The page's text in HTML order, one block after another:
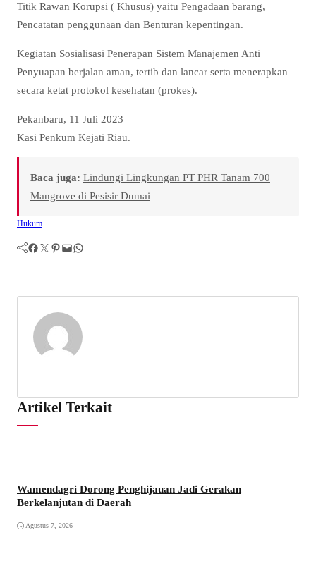
Titik Rawan Korupsi ( Khusus) yaitu Pengadaan barang,
Pencatatan penggunaan dan Benturan kepentingan.
Kegiatan Sosialisasi Penerapan Sistem Manajemen Anti
Penyuapan berjalan aman, tertib dan lancar serta menerapkan
secara ketat protokol kesehatan (prokes).
Pekanbaru, 11 Juli 2023
Kasi Penkum Kejati Riau.
Baca juga: Lindungi Lingkungan PT PHR Tanam 700
Mangrove di Pesisir Dumai
Hukum
Facebook Twitter Pinterest Mail WhatsApp
Artikel Terkait
Wamendagri Dorong Penghijauan Jadi Gerakan
Berkelanjutan di Daerah
Agustus 7, 2026